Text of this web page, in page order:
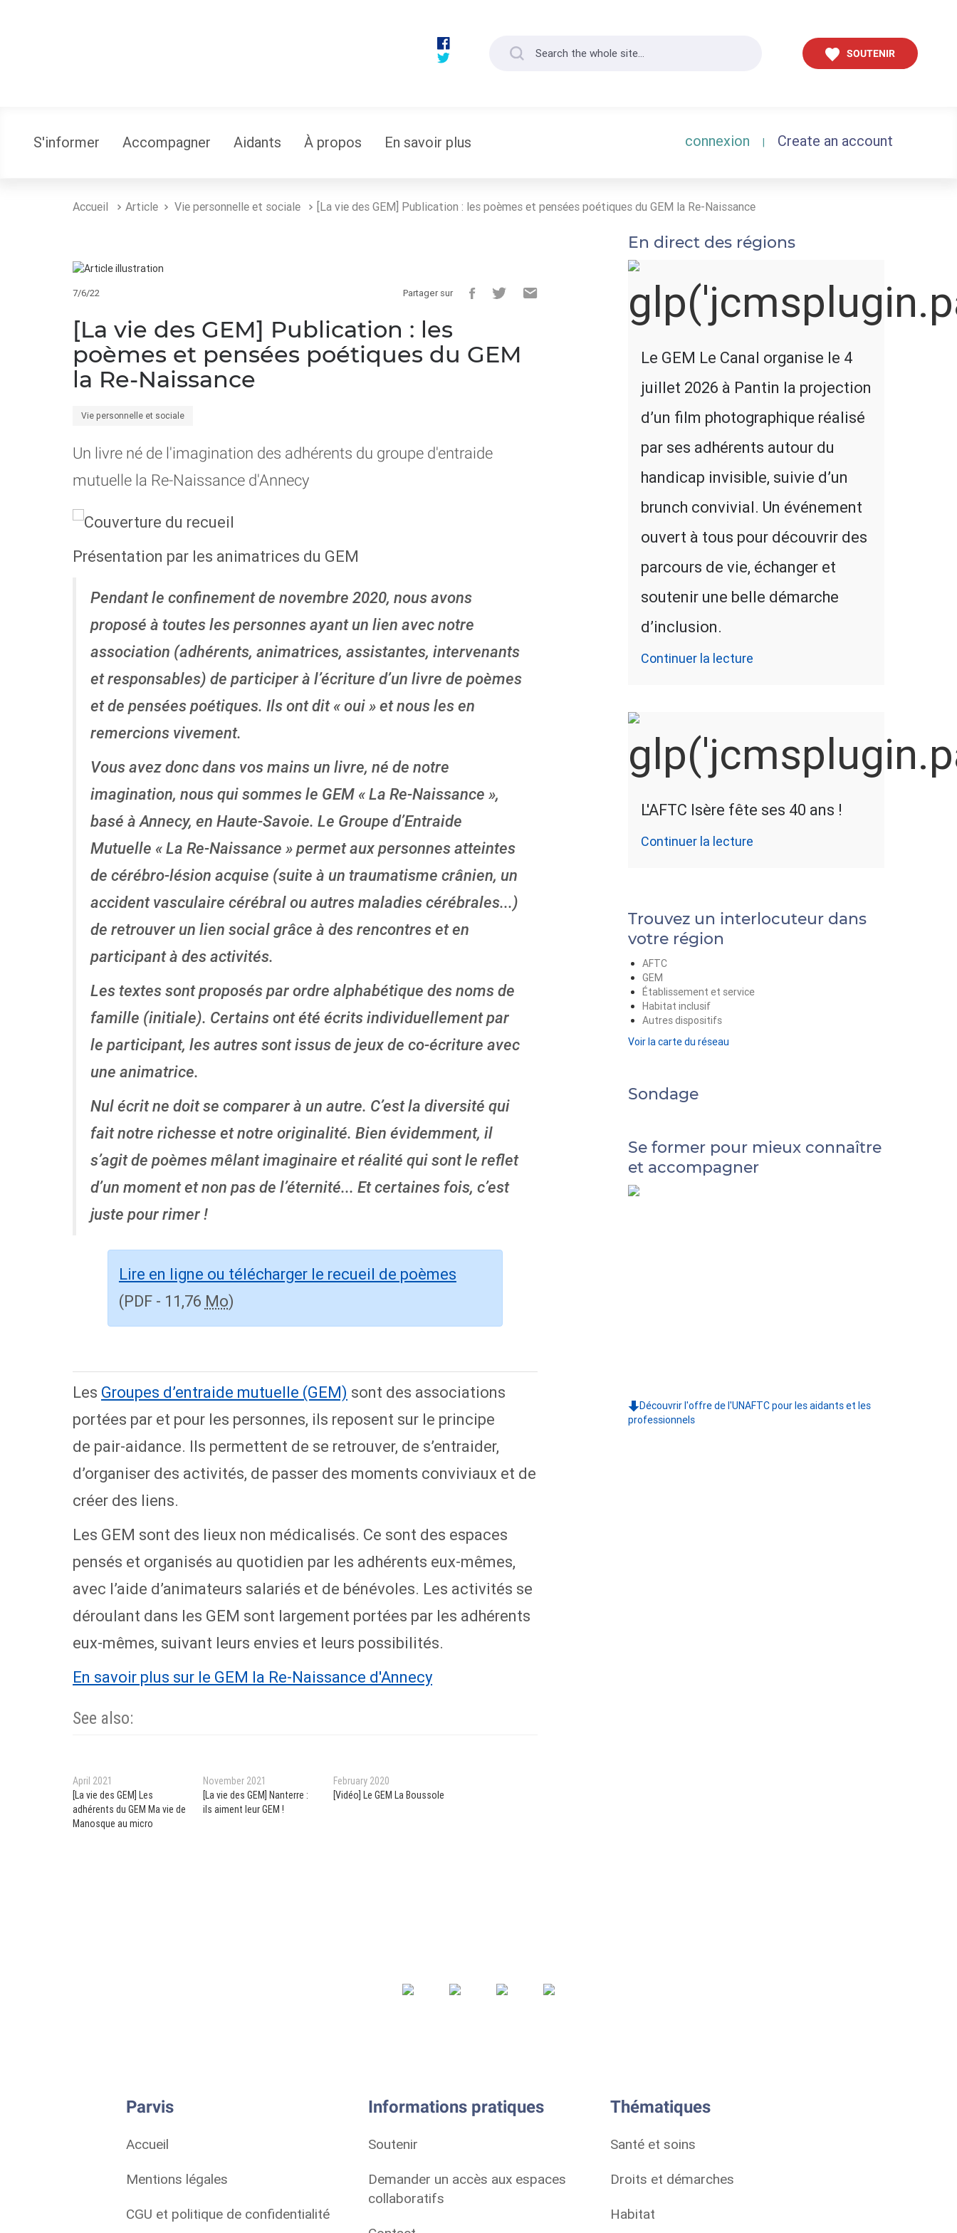
SOUTENIR
S'informer Accompagner Aidants À propos En savoir plus connexion | Create an account
Accueil Article Vie personnelle et sociale [La vie des GEM] Publication : les poèmes et pensées poétiques du GEM la Re-Naissance
7/6/22 Partager sur
[La vie des GEM] Publication : les
poèmes et pensées poétiques du GEM
la Re-Naissance
Vie personnelle et sociale
Un livre né de l'imagination des adhérents du groupe d'entraide
mutuelle la Re-Naissance d'Annecy
Présentation par les animatrices du GEM
Pendant le confinement de novembre 2020, nous avons
proposé à toutes les personnes ayant un lien avec notre
association (adhérents, animatrices, assistantes, intervenants
et responsables) de participer à l’écriture d’un livre de poèmes
et de pensées poétiques. Ils ont dit « oui » et nous les en
remercions vivement.
Vous avez donc dans vos mains un livre, né de notre
imagination, nous qui sommes le GEM « La Re-Naissance »,
basé à Annecy, en Haute-Savoie. Le Groupe d’Entraide
Mutuelle « La Re-Naissance » permet aux personnes atteintes
de cérébro-lésion acquise (suite à un traumatisme crânien, un
accident vasculaire cérébral ou autres maladies cérébrales...)
de retrouver un lien social grâce à des rencontres et en
participant à des activités.
Les textes sont proposés par ordre alphabétique des noms de
famille (initiale). Certains ont été écrits individuellement par
le participant, les autres sont issus de jeux de co-écriture avec
une animatrice.
Nul écrit ne doit se comparer à un autre. C’est la diversité qui
fait notre richesse et notre originalité. Bien évidemment, il
s’agit de poèmes mêlant imaginaire et réalité qui sont le reflet
d’un moment et non pas de l’éternité... Et certaines fois, c’est
juste pour rimer !
Lire en ligne ou télécharger le recueil de poèmes
(PDF - 11,76 Mo)
Les Groupes d’entraide mutuelle (GEM) sont des associations
portées par et pour les personnes, ils reposent sur le principe
de pair-aidance. Ils permettent de se retrouver, de s’entraider,
d’organiser des activités, de passer des moments conviviaux et de
créer des liens.
Les GEM sont des lieux non médicalisés. Ce sont des espaces
pensés et organisés au quotidien par les adhérents eux-mêmes,
avec l’aide d’animateurs salariés et de bénévoles. Les activités se
déroulant dans les GEM sont largement portées par les adhérents
eux-mêmes, suivant leurs envies et leurs possibilités.
En savoir plus sur le GEM la Re-Naissance d'Annecy
See also:
April 2021
[La vie des GEM] Les
adhérents du GEM Ma vie de
Manosque au micro
November 2021
[La vie des GEM] Nanterre :
ils aiment leur GEM !
February 2020
[Vidéo] Le GEM La Boussole
En direct des régions
Le GEM Le Canal organise le 4
juillet 2026 à Pantin la projection
d’un film photographique réalisé
par ses adhérents autour du
handicap invisible, suivie d’un
brunch convivial. Un événement
ouvert à tous pour découvrir des
parcours de vie, échanger et
soutenir une belle démarche
d’inclusion.
Continuer la lecture
L'AFTC Isère fête ses 40 ans !
Continuer la lecture
Trouvez un interlocuteur dans
votre région
AFTC
GEM
Établissement et service
Habitat inclusif
Autres dispositifs
Voir la carte du réseau
Sondage
Se former pour mieux connaître
et accompagner
Découvrir l'offre de l'UNAFTC pour les aidants et les
professionnels
Parvis
Accueil
Mentions légales
CGU et politique de confidentialité
Informations pratiques
Soutenir
Demander un accès aux espaces
collaboratifs
Thématiques
Santé et soins
Droits et démarches
Habitat